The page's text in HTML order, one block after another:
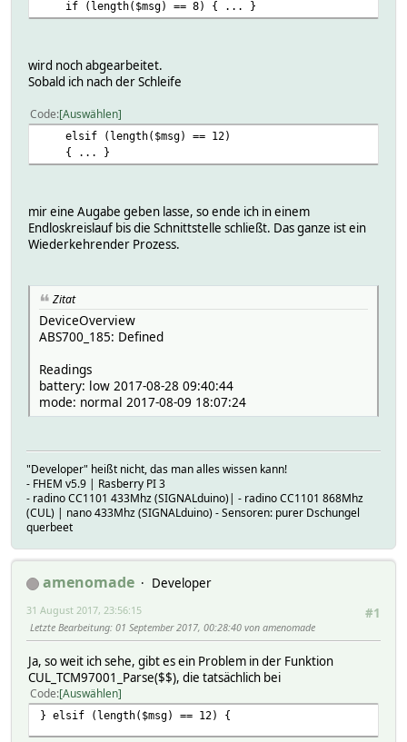
if (length($msg) == 8) { ... }
wird noch abgearbeitet.
Sobald ich nach der Schleife
Code Auswählen
elsif (length($msg) == 12)
{ ... }
mir eine Augabe geben lasse, so ende ich in einem
Endloskreislauf bis die Schnittstelle schließt. Das ganze ist ein
Wiederkehrender Prozess.
Zitat
DeviceOverview
ABS700_185: Defined
Readings
battery: low 2017-08-28 09:40:44
mode: normal 2017-08-09 18:07:24
"Developer" heißt nicht, das man alles wissen kann!
- FHEM v5.9 | Rasberry PI 3
- radino CC1101 433Mhz (SIGNALduino)| - radino CC1101 868Mhz
(CUL) | nano 433Mhz (SIGNALduino) - Sensoren: purer Dschungel
querbeet
amenomade
Developer
#1
31 August 2017, 23:56:15
Letzte Bearbeitung: 01 September 2017, 00:28:40 von amenomade
Ja, so weit ich sehe, gibt es ein Problem in der Funktion
CUL_TCM97001_Parse($$), die tatsächlich bei
Code Auswählen
} elsif (length($msg) == 12) {